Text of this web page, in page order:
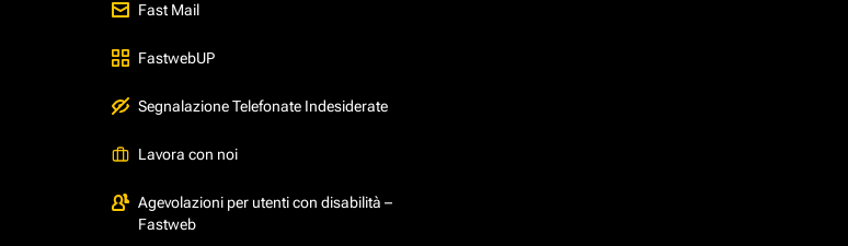
Fast Mail
FastwebUP
Segnalazione Telefonate Indesiderate
Lavora con noi
Agevolazioni per utenti con disabilità –
Fastweb